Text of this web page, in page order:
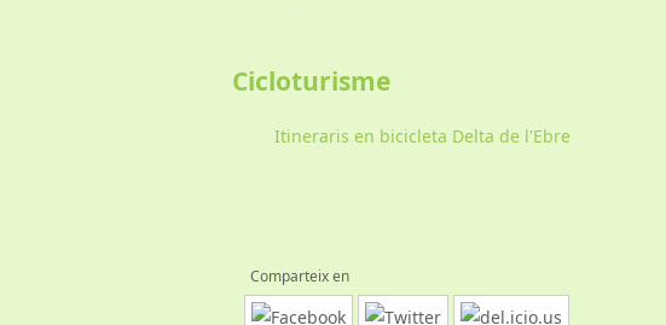
Cicloturisme
Itineraris en bicicleta Delta de l'Ebre
Comparteix en